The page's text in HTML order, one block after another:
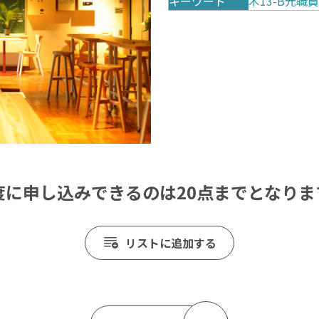
申し込みできるのは20点までとなりま
リストに追加する